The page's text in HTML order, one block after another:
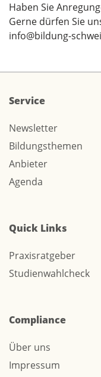
Haben Sie
Gerne dürfen Sie
info@bildung-
Service
Newsletter
Bildungsthemen
Anbieter
Agenda
Quick Links
Praxisratgeber
Studienwahlcheck
Compliance
Über uns
Impressum